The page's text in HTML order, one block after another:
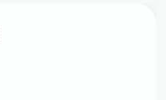
Politikası